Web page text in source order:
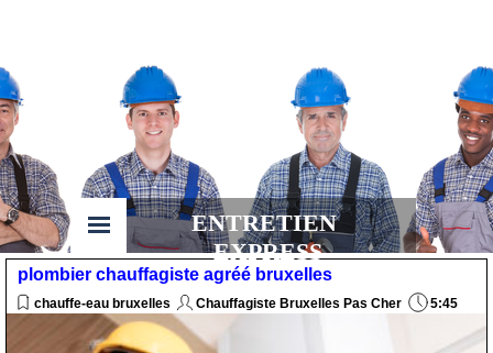
ENTRETIEN
EXPRESS
plombier chauffagiste agréé bruxelles
chauffe-eau bruxelles Chauffagiste Bruxelles Pas Cher 5:45